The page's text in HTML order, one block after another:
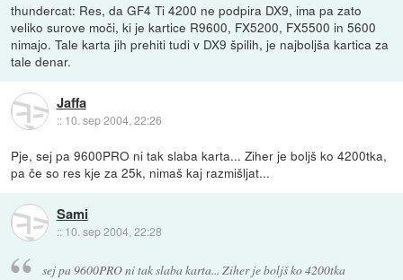
thundercat: Res, da GF4 Ti 4200 ne podpira DX9, ima pa zato
veliko surove moči, ki je kartice R9600, FX5200, FX5500 in 5600
nimajo. Tale karta jih prehiti tudi v DX9 špilih, je najboljša kartica za
tale denar.
Jaffa
:: 10. sep 2004, 22:26
Pje, sej pa 9600PRO ni tak slaba karta... Ziher je boljš ko 4200tka,
pa če so res kje za 25k, nimaš kaj razmišljat...
Sami
:: 10. sep 2004, 22:28
sej pa 9600PRO ni tak slaba karta... Ziher je boljš ko 4200tka